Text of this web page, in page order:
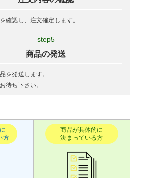
確認し、注文確定します。
step5
商品の発送
を発送します。
待ち下さい。
方
商品が具体的に
決まっている方